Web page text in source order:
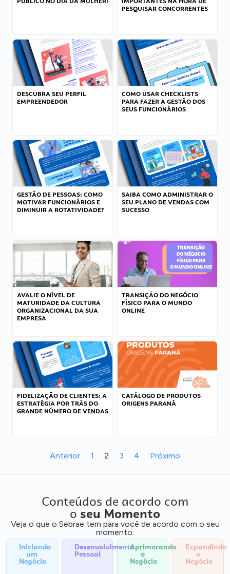
PESQUISAR CONCORRENTES
DESCUBRA SEU PERFIL
EMPREENDEDOR
COMO USAR CHECKLISTS
PARA FAZER A GESTÃO DOS
SEUS FUNCIONÁRIOS
GESTÃO DE PESSOAS: COMO
MOTIVAR FUNCIONÁRIOS E
DIMINUIR A ROTATIVIDADE?
SAIBA COMO ADMINISTRAR O
SEU PLANO DE VENDAS COM
SUCESSO
AVALIE O NÍVEL DE
MATURIDADE DA CULTURA
ORGANIZACIONAL DA SUA
EMPRESA
TRANSIÇÃO DO NEGÓCIO
FÍSICO PARA O MUNDO
ONLINE
FIDELIZAÇÃO DE CLIENTES: A
ESTRATÉGIA POR TRÁS DO
GRANDE NÚMERO DE VENDAS
CATÁLOGO DE PRODUTOS
ORIGENS PARANÁ
Anterior 1 2 3 4 Próximo
Conteúdos de acordo com
o seu Momento
Veja o que o Sebrae tem para você de acordo com o seu
momento:
Iniciando
um
Negócio
Desenvolvimento
Pessoal
Aprimorando
o
Negócio
Expandindo
o
Negócio